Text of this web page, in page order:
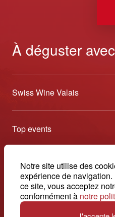
Notre site utilise des
expérience de
ce site, vous acceptez
conformément à notre
À déguster
Swiss Wine Valais
À propos
Blog
Contact
Conditions générales de vente
Top events
Caves Ouvertes
Tavolata
Sélection (résultats)
Contact
Swiss Wine Valais - Avenue
Conthey - Suisse
© 2026, Swiss Wine Valais